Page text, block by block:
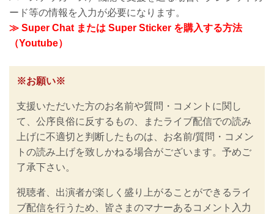
ード等の情報を入力が必要になります。
≫ Super Chat または Super Sticker を購入する方法
（Youtube）
※お願い※
支援いただいた方のお名前や質問・コメントに関し
て、公序良俗に反するもの、またライブ配信での読み
上げに不適切と判断したものは、お名前/質問・コメン
トの読み上げを致しかねる場合がございます。予めご
了承下さい。
視聴者、出演者が楽しく盛り上がることができるライ
ブ配信を行うため、皆さまのマナーあるコメント入力